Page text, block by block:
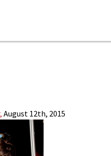
August 12th, 2015